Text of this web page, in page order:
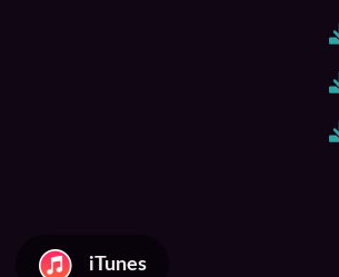
iTunes